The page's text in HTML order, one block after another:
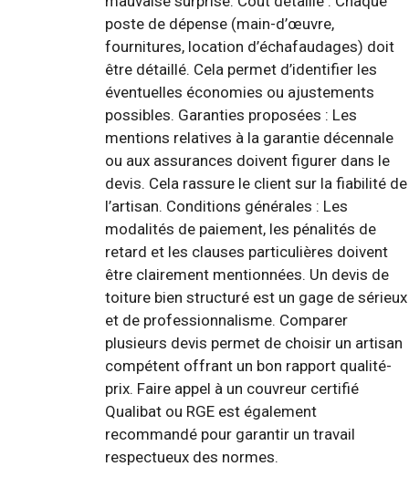
poste de dépense (main-d’œuvre,
fournitures, location d’échafaudages) doit
être détaillé. Cela permet d’identifier les
éventuelles économies ou ajustements
possibles. Garanties proposées : Les
mentions relatives à la garantie décennale
ou aux assurances doivent figurer dans le
devis. Cela rassure le client sur la fiabilité de
l’artisan. Conditions générales : Les
modalités de paiement, les pénalités de
retard et les clauses particulières doivent
être clairement mentionnées. Un devis de
toiture bien structuré est un gage de sérieux
et de professionnalisme. Comparer
plusieurs devis permet de choisir un artisan
compétent offrant un bon rapport qualité-
prix. Faire appel à un couvreur certifié
Qualibat ou RGE est également
recommandé pour garantir un travail
respectueux des normes.